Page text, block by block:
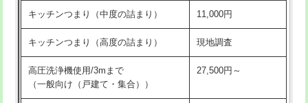
排水管工事（追加 排水管工事/3ｍ超
+11,000円
マス交換（土の掘削・埋め戻し作業）
マス交換（深さ50㎝未満）
交換・取付(排水栓・排水トラップ
22,000円+材料費
持込商品取付（単水栓）
キッチンつまり（中度の詰まり） 11,000円
キッチンつまり（高度の詰まり） 現地調査
高圧洗浄機使用/3mまで
（一般向け（戸建て・集合））
27,500円～